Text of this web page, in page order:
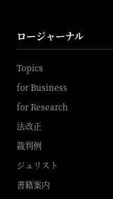
ロージャーナル
Topics
for Business
for Research
法改正
裁判例
ジュリスト
書籍案内